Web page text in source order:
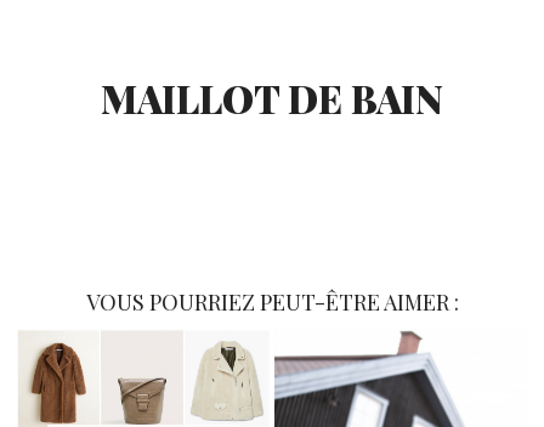
MAILLOT DE BAIN
VOUS POURRIEZ PEUT-ÊTRE AIMER :